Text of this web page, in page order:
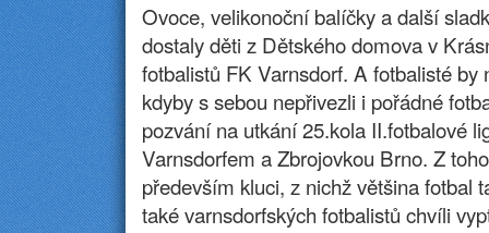
Ovoce, velikonoční balíčky a další
dostaly děti z Dětského domova v
fotbalistů FK Varnsdorf. A fotbalisté by
kdyby s sebou nepřivezli i pořádné
pozvání na utkání 25.kola II.fotbalové
Varnsdorfem a Zbrojovkou Brno. Z
především kluci, z nichž většina fotbal
také varnsdorfských fotbalistů chvíli